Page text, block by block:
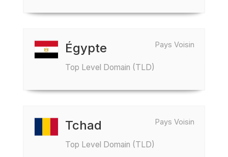
Pays Voisin
Égypte
Top Level Domain (TLD)
Pays Voisin
Tchad
Top Level Domain (TLD)